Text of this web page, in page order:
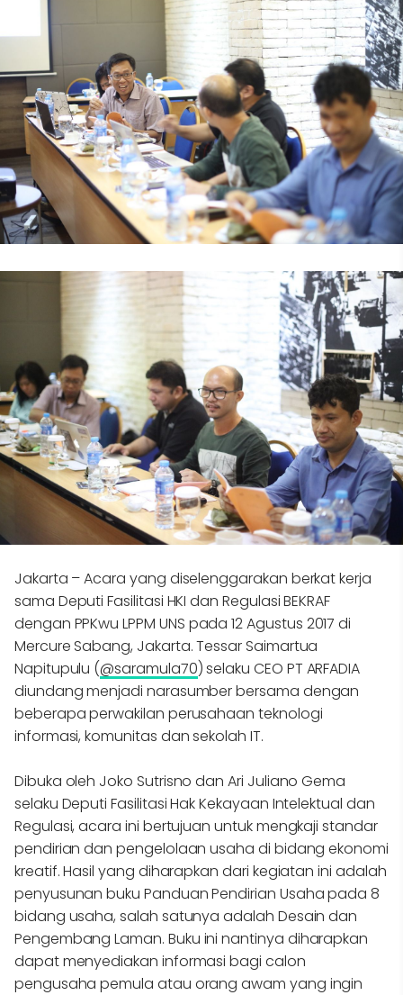
Jakarta – Acara yang diselenggarakan berkat kerja
sama Deputi Fasilitasi HKI dan Regulasi BEKRAF
dengan PPKwu LPPM UNS pada 12 Agustus 2017 di
Mercure Sabang, Jakarta. Tessar Saimartua
Napitupulu (@saramula70) selaku CEO PT ARFADIA
diundang menjadi narasumber bersama dengan
beberapa perwakilan perusahaan teknologi
informasi, komunitas dan sekolah IT.
Dibuka oleh Joko Sutrisno dan Ari Juliano Gema
selaku Deputi Fasilitasi Hak Kekayaan Intelektual dan
Regulasi, acara ini bertujuan untuk mengkaji standar
pendirian dan pengelolaan usaha di bidang ekonomi
kreatif. Hasil yang diharapkan dari kegiatan ini adalah
penyusunan buku Panduan Pendirian Usaha pada 8
bidang usaha, salah satunya adalah Desain dan
Pengembang Laman. Buku ini nantinya diharapkan
dapat menyediakan informasi bagi calon
pengusaha pemula atau orang awam yang ingin